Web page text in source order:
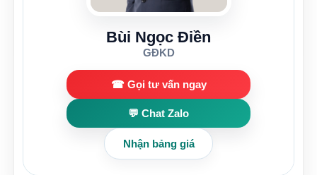
Bùi Ngọc Điền
GĐKD
☎ Gọi tư vấn ngay
💬 Chat Zalo
Nhận bảng giá